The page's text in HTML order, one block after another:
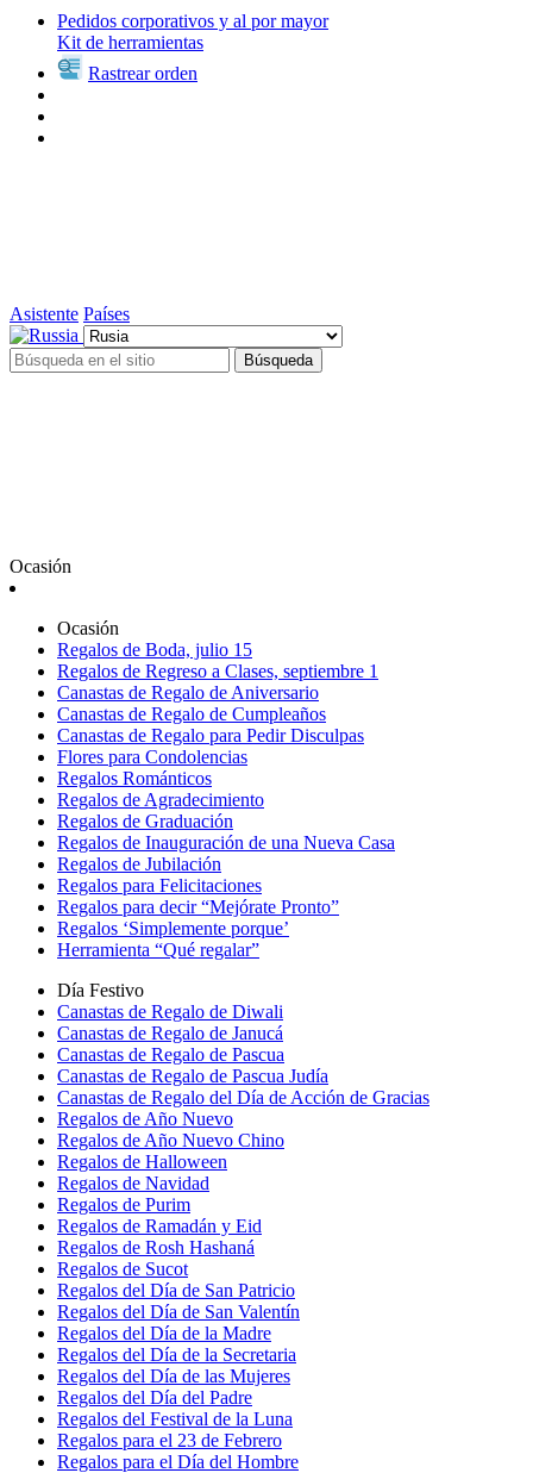
Pedidos corporativos y al por mayor
Kit de herramientas
Rastrear orden
Asistente Países
Búsqueda
Ocasión
Ocasión
Regalos de Boda, julio 15
Regalos de Regreso a Clases, septiembre 1
Canastas de Regalo de Aniversario
Canastas de Regalo de Cumpleaños
Canastas de Regalo para Pedir Disculpas
Flores para Condolencias
Regalos Románticos
Regalos de Agradecimiento
Regalos de Graduación
Regalos de Inauguración de una Nueva Casa
Regalos de Jubilación
Regalos para Felicitaciones
Regalos para decir “Mejórate Pronto”
Regalos ‘Simplemente porque’
Herramienta “Qué regalar”
Día Festivo
Canastas de Regalo de Diwali
Canastas de Regalo de Janucá
Canastas de Regalo de Pascua
Canastas de Regalo de Pascua Judía
Canastas de Regalo del Día de Acción de Gracias
Regalos de Año Nuevo
Regalos de Año Nuevo Chino
Regalos de Halloween
Regalos de Navidad
Regalos de Purim
Regalos de Ramadán y Eid
Regalos de Rosh Hashaná
Regalos de Sucot
Regalos del Día de San Patricio
Regalos del Día de San Valentín
Regalos del Día de la Madre
Regalos del Día de la Secretaria
Regalos del Día de las Mujeres
Regalos del Día del Padre
Regalos del Festival de la Luna
Regalos para el 23 de Febrero
Regalos para el Día del Hombre